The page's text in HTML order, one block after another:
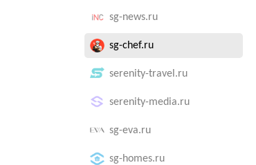
sg-news.ru
sg-chef.ru
serenity-travel.ru
serenity-media.ru
sg-eva.ru
sg-homes.ru